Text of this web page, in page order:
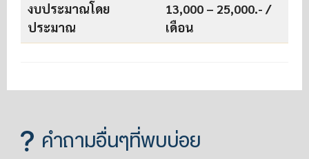
งบประมาณโดย
ประมาณ
13,000 – 25,000.- /
เดือน
คำถามอื่นๆที่พบบ่อย